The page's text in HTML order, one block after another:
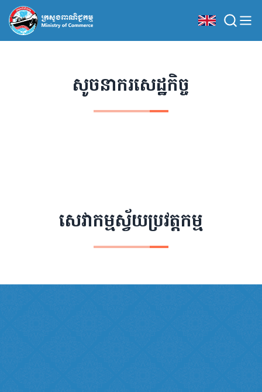
សូចនាករសេដ្ឋកិច្ច
សេវាកម្មស្វ័យប្រវត្តកម្ម